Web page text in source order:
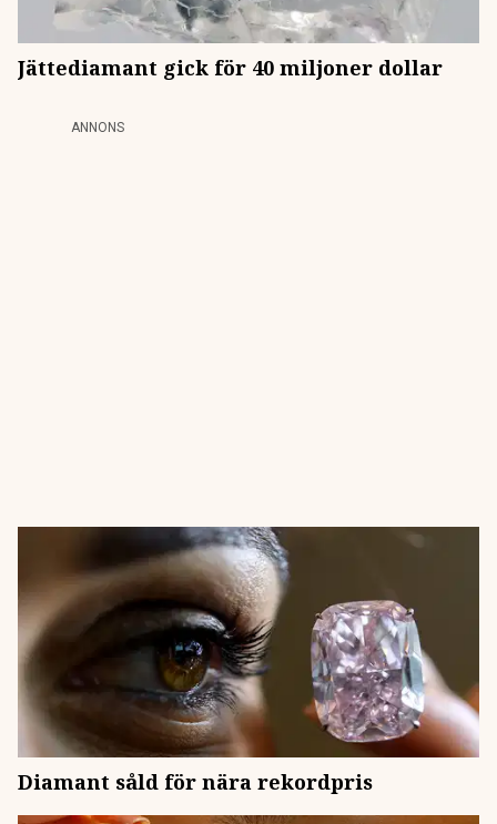
Jättediamant gick för 40 miljoner dollar
ANNONS
Diamant såld för nära rekordpris